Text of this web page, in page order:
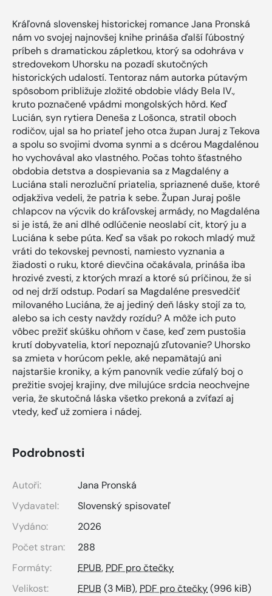
Kráľovná slovenskej historickej romance Jana Pronská
nám vo svojej najnovšej knihe prináša ďalší ľúbostný
príbeh s dramatickou zápletkou, ktorý sa odohráva v
stredovekom Uhorsku na pozadí skutočných
historických udalostí. Tentoraz nám autorka pútavým
spôsobom približuje zložité obdobie vlády Bela IV.,
kruto poznačené vpádmi mongolských hôrd. Keď
Lucián, syn rytiera Deneša z Lošonca, stratil oboch
rodičov, ujal sa ho priateľ jeho otca župan Juraj z Tekova
a spolu so svojimi dvoma synmi a s dcérou Magdalénou
ho vychovával ako vlastného. Počas tohto šťastného
obdobia detstva a dospievania sa z Magdalény a
Luciána stali nerozluční priatelia, spriaznené duše, ktoré
odjakživa vedeli, že patria k sebe. Župan Juraj pošle
chlapcov na výcvik do kráľovskej armády, no Magdaléna
si je istá, že ani dlhé odlúčenie neoslabí cit, ktorý ju a
Luciána k sebe púta. Keď sa však po rokoch mladý muž
vráti do tekovskej pevnosti, namiesto vyznania a
žiadosti o ruku, ktoré dievčina očakávala, prináša iba
hrozivé zvesti, z ktorých mrazí a ktoré sú príčinou, že si
od nej drží odstup. Podarí sa Magdaléne presvedčiť
milovaného Luciána, že aj jediný deň lásky stojí za to,
alebo sa ich cesty navždy rozídu? A môže ich puto
vôbec prežiť skúšku ohňom v čase, keď zem pustošia
krutí dobyvatelia, ktorí nepoznajú zľutovanie? Uhorsko
sa zmieta v horúcom pekle, aké nepamätajú ani
najstaršie kroniky, a kým panovník vedie zúfalý boj o
prežitie svojej krajiny, dve milujúce srdcia neochvejne
veria, že skutočná láska všetko prekoná a zvíťazí aj
vtedy, keď už zomiera i nádej.
Podrobnosti
Autoři:
Jana Pronská
Vydavatel:
Slovenský spisovateľ
Vydáno:
2026
Počet stran:
288
Formáty:
EPUB,PDF pro čtečky
Velikost:
EPUB (3 MiB),PDF pro čtečky(996 kiB)